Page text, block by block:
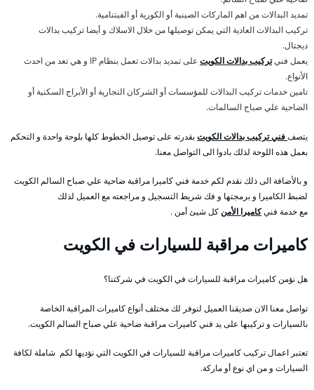
تمديد البدالات من اهم الماركات الصينية أو الكورية أو الفيتنامية.
تركيب البدالات العادية التي يمكن توصيلها من خلال الاسلاك و أيضا تركيب بدالات
ديجتال.
يعمل فنيتركيب بدالات الكويت
على تمديد بدالات تعمل بنظام IP و هي تعد من احدث
الأنواع.
تامين خدمات تركيب البدالات للمؤسسات أو الشركان التجارية أو الأبراج السكنية أو
الضاحية علي صباح السالمات.
يتصففني تركيب بدالات الكويتبقدرته على توصيل الخطوط كلها بلوحة واحدة و التحكم
بعمل هذه اللوحة لذلك بادوا الى التواصل معنا.
و بالأضافة الى ذلك نقدم لكم خدمة فني كاميرا مراقبة ضاحية علي صباح السالم الكويت
لضبط الكاميرا و برمجتها و فك شريط التسجيل و مراجعته مع العميل لذلك
مع خدمة فنيكاميرا الأمنكل شيئ أمن .
كاميرات مراقبة للسيارات في الكويت
هل نؤمن كاميرات مراقبة للسيارات في الكويت في شركتنا؟
تواصل معنا الان صديقنا العميل لنوفر لك مختلف أنواع كاميرات المراقبة الخاصة
بالسيارات و تركيبها على يد فني كاميرات مراقبة ضاحية علي صباح السالم الكويت.
تعتبر اعمال تركيب كاميرات مراقبة للسيارات في الكويت التي نؤديها لكم شاملة لكافة
السيارات و من اي نوع أو ماركة.